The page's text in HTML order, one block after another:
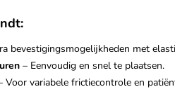
bevestigingsmogelijkheden met
– Eenvoudig en snel te plaatsen.
Voor variabele frictiecontrole en